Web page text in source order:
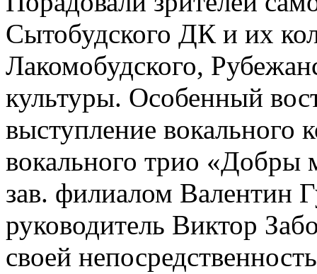
Сытобудского ДК и их
Лакомобудского,
культуры. Особенный
выступление вокального
вокального трио
зав. филиалом Валентин
руководитель Виктор
своей